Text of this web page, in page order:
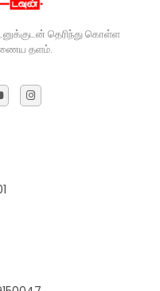
தெரிந்து கொள்ள
தளம்.